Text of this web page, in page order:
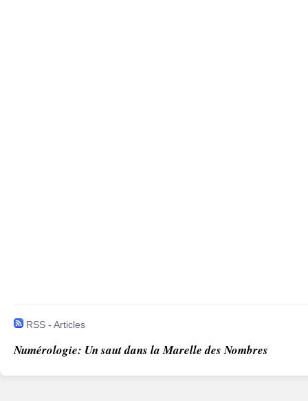
RSS - Articles
Numérologie: Un saut dans la Marelle des Nombres